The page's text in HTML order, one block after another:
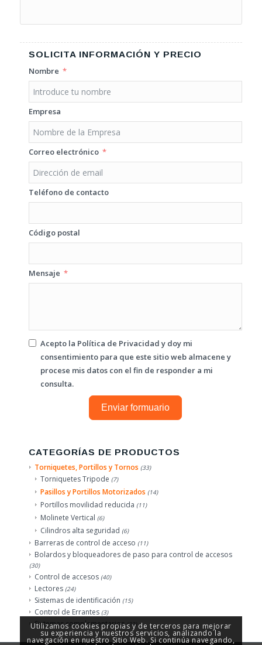
SOLICITA INFORMACIÓN Y PRECIO
Nombre
Empresa
Correo electrónico
Teléfono de contacto
Código postal
Mensaje
Acepto la Política de Privacidad y doy mi
consentimiento para que este sitio web almacene y
procese mis datos con el fin de responder a mi
consulta.
Enviar formuario
CATEGORÍAS DE PRODUCTOS
Torniquetes, Portillos y Tornos (33)
Torniquetes Tripode (7)
Pasillos y Portillos Motorizados (14)
Portillos movilidad reducida (11)
Molinete Vertical (6)
Cilindros alta seguridad (6)
Barreras de control de acceso (11)
Bolardos y bloqueadores de paso para control de accesos
(30)
Control de accesos (40)
Lectores (24)
Sistemas de identificación (15)
Control de Errantes (3)
Sistemas complementarios (22)
Utilizamos cookies propias y de terceros para mejorar
su experiencia y nuestros servicios, analizando la
navegación en nuestro Sitio Web. Si continúa navegando,